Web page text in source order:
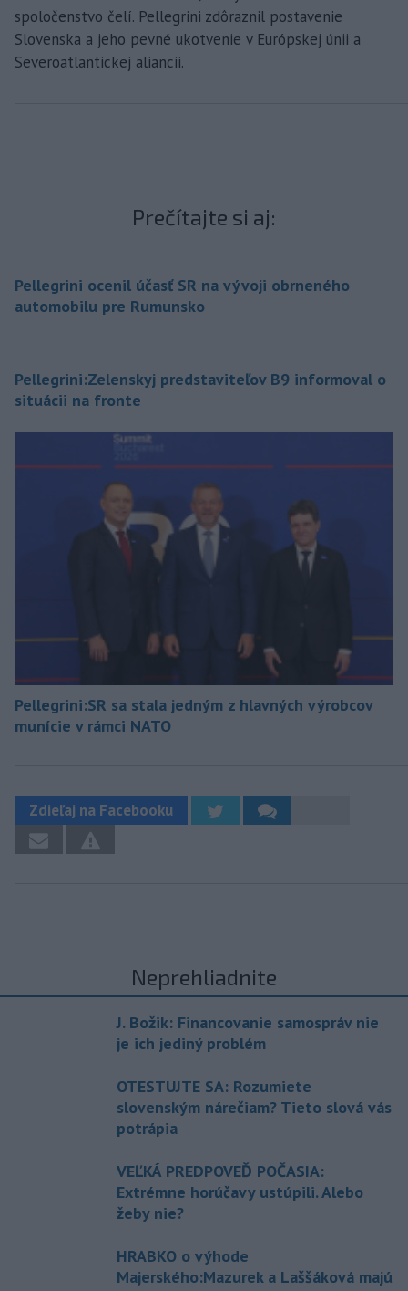
spoločenstvo čelí. Pellegrini zdôraznil postavenie
Slovenska a jeho pevné ukotvenie v Európskej únii a
Severoatlantickej aliancii.
Prečítajte si aj:
Pellegrini ocenil účasť SR na vývoji obrneného
automobilu pre Rumunsko
Pellegrini:Zelenskyj predstaviteľov B9 informoval o
situácii na fronte
Pellegrini:SR sa stala jedným z hlavných výrobcov
munície v rámci NATO
Zdieľaj na Facebooku
Neprehliadnite
J. Božik: Financovanie samospráv nie
je ich jediný problém
OTESTUJTE SA: Rozumiete
slovenským nárečiam? Tieto slová vás
potrápia
VEĽKÁ PREDPOVEĎ POČASIA:
Extrémne horúčavy ustúpili. Alebo
žeby nie?
HRABKO o výhode
Majerského:Mazurek a Laššáková majú